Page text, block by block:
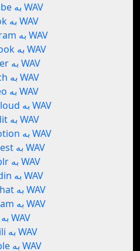
Youtube به WAV
Tiktok به WAV
Instagram به WAV
Facebook به WAV
Twitter به WAV
Twitch به WAV
Vimeo به WAV
Soundcloud به WAV
Reddit به WAV
Dailymotion به WAV
Pinterest به WAV
Tumblr به WAV
Linkedin به WAV
Snapchat به WAV
Telegram به WAV
Vk به WAV
Bilibili به WAV
Rumble به WAV